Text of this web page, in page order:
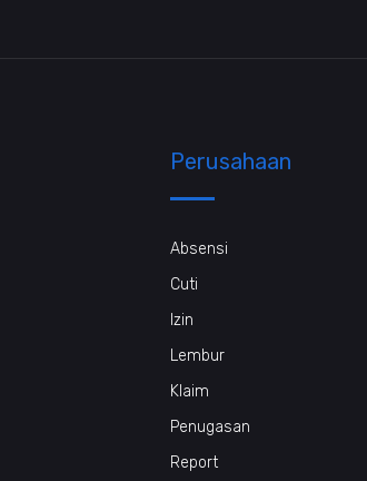
Perusahaan
Absensi
Cuti
Izin
Lembur
Klaim
Penugasan
Report